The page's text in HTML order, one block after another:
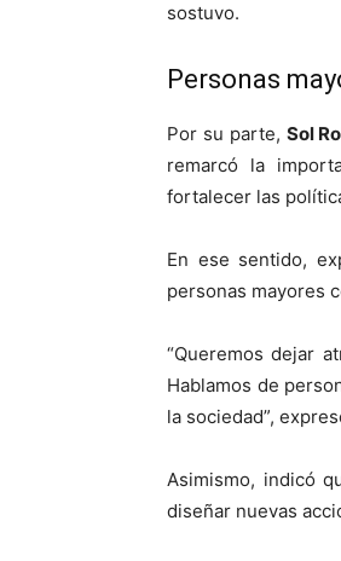
sostuvo.
Personas
Por su parte, Sol
remarcó la
fortalecer las
En ese sentido,
personas mayores
“Queremos dejar
Hablamos de
la sociedad”,
Asimismo, indicó
diseñar nuevas